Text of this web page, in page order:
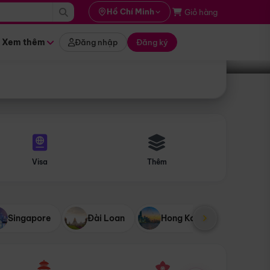
Hồ Chí Minh Giỏ hàng
Xem thêm Đăng nhập Đăng ký
Tìm tour
Visa Thêm
Singapore Đài Loan Hong Kong